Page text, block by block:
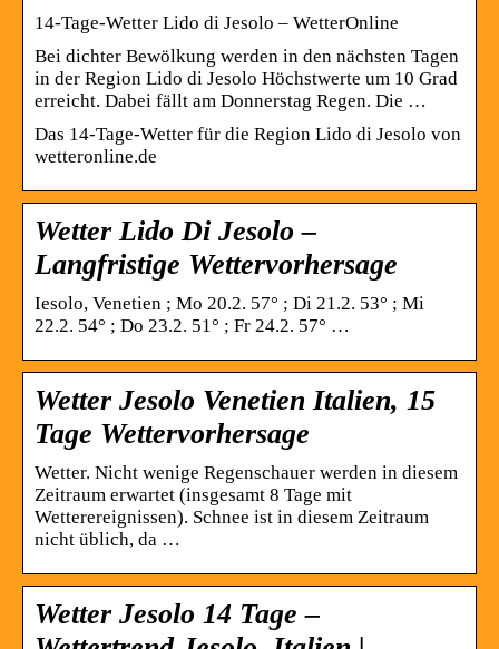
14-Tage-Wetter Lido di Jesolo – WetterOnline
Bei dichter Bewölkung werden in den nächsten Tagen
in der Region Lido di Jesolo Höchstwerte um 10 Grad
erreicht. Dabei fällt am Donnerstag Regen. Die …
Das 14-Tage-Wetter für die Region Lido di Jesolo von
wetteronline.de
Wetter Lido Di Jesolo –
Langfristige Wettervorhersage
Iesolo, Venetien ; Mo 20.2. 57° ; Di 21.2. 53° ; Mi
22.2. 54° ; Do 23.2. 51° ; Fr 24.2. 57° …
Wetter Jesolo Venetien Italien, 15
Tage Wettervorhersage
Wetter. Nicht wenige Regenschauer werden in diesem
Zeitraum erwartet (insgesamt 8 Tage mit
Wetterereignissen). Schnee ist in diesem Zeitraum
nicht üblich, da …
Wetter Jesolo 14 Tage –